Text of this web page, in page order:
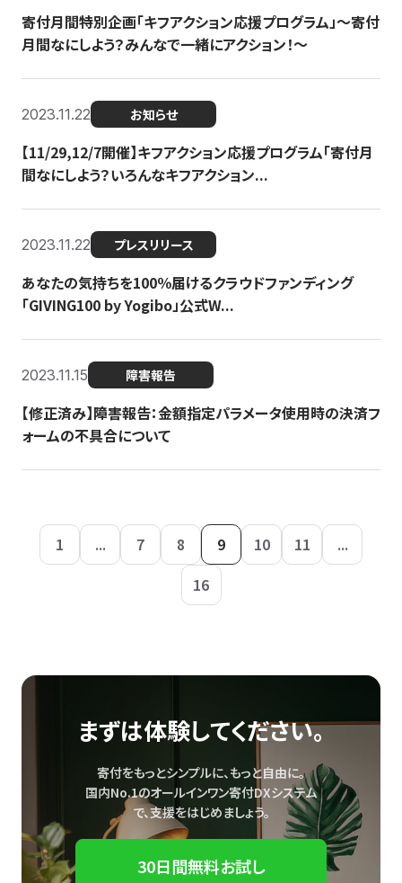
寄付月間特別企画「キフアクション応援プログラム」〜寄付
月間なにしよう？みんなで一緒にアクション！〜
2023.11.22 お知らせ
【11/29,12/7開催】キフアクション応援プログラム「寄付月
間なにしよう？いろんなキフアクション...
2023.11.22 プレスリリース
あなたの気持ちを100％届けるクラウドファンディング
「GIVING100 by Yogibo」公式W...
2023.11.15 障害報告
【修正済み】障害報告：金額指定パラメータ使用時の決済フ
ォームの不具合について
1 ... 7 8 9 10 11
...
16
まずは体験してください。
寄付をもっとシンプルに、もっと自由に。
国内No.1のオールインワン寄付DXシステム
で、支援をはじめましょう。
30日間無料お試し